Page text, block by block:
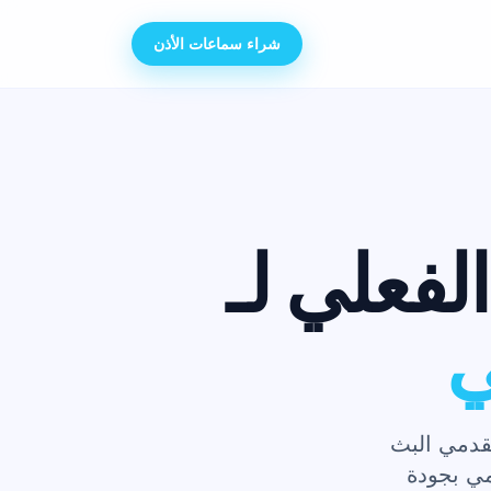
شراء سماعات الأذن
لـ
البث
بجودة